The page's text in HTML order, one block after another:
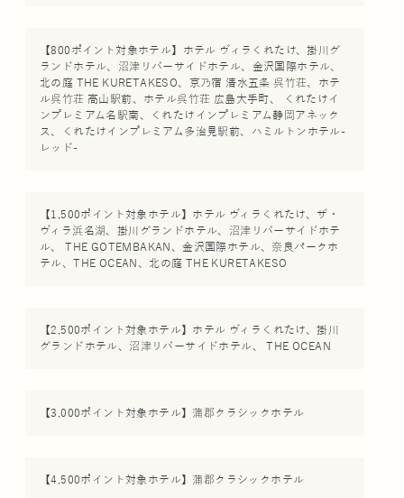
【800ポイント対象ホテル】ホテル ヴィラくれたけ、掛川グ
ランドホテル、沼津リバーサイドホテル、金沢国際ホテル、
北の庭 THE KURETAKESO、京乃宿 清水五条 呉竹荘、ホテ
ル呉竹荘 高山駅前、ホテル呉竹荘 広島大手町、 くれたけイ
ンプレミアム名駅南、くれたけインプレミアム静岡アネック
ス、くれたけインプレミアム多治見駅前、ハミルトンホテル-
レッド-
【1,500ポイント対象ホテル】ホテル ヴィラくれたけ、ザ・
ヴィラ浜名湖、掛川グランドホテル、沼津リバーサイドホテ
ル、 THE GOTEMBAKAN、金沢国際ホテル、奈良パークホ
テル、THE OCEAN、北の庭 THE KURETAKESO
【2,500ポイント対象ホテル】ホテル ヴィラくれたけ、掛川
グランドホテル、沼津リバーサイドホテル、 THE OCEAN
【3,000ポイント対象ホテル】蒲郡クラシックホテル
【4,500ポイント対象ホテル】蒲郡クラシックホテル